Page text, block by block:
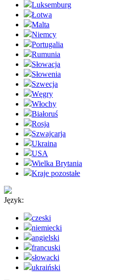
Luksemburg
Łotwa
Malta
Niemcy
Portugalia
Rumunia
Słowacja
Słowenia
Szwecja
Węgry
Włochy
Białoruś
Rosja
Szwajcarja
Ukraina
USA
Wielka Brytania
Kraje pozostałe
Język:
czeski
niemiecki
angielski
francuski
słowacki
ukraiński